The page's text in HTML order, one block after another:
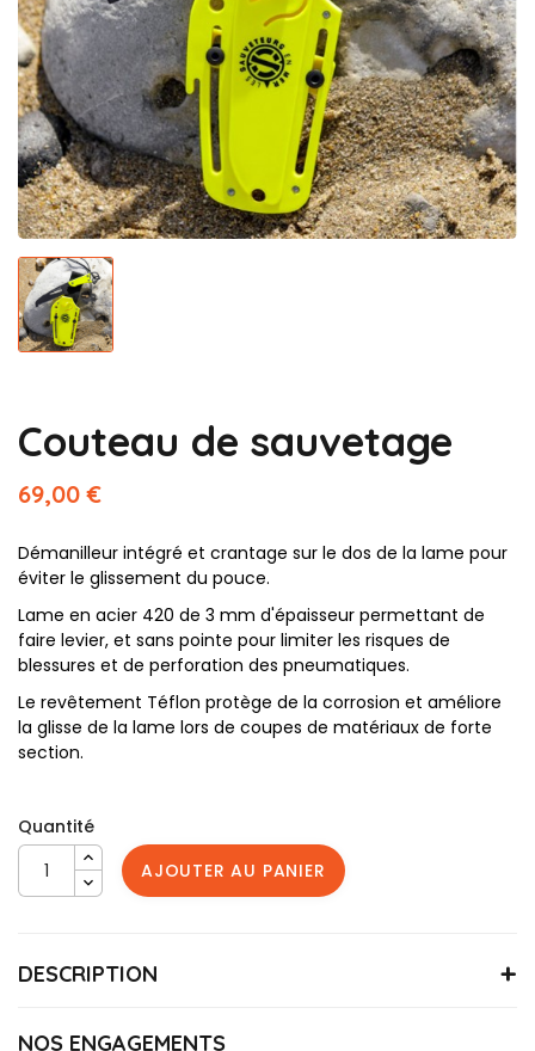
Couteau de sauvetage
69,00 €
Démanilleur intégré et crantage sur le dos de la lame pour
éviter le glissement du pouce.
Lame en acier 420 de 3 mm d'épaisseur permettant de
faire levier, et sans pointe pour limiter les risques de
blessures et de perforation des pneumatiques.
Le revêtement Téflon protège de la corrosion et améliore
la glisse de la lame lors de coupes de matériaux de forte
section.
Quantité
AJOUTER AU PANIER
DESCRIPTION
Le couteau de sauvetage est le même que ceux de
NOS ENGAGEMENTS